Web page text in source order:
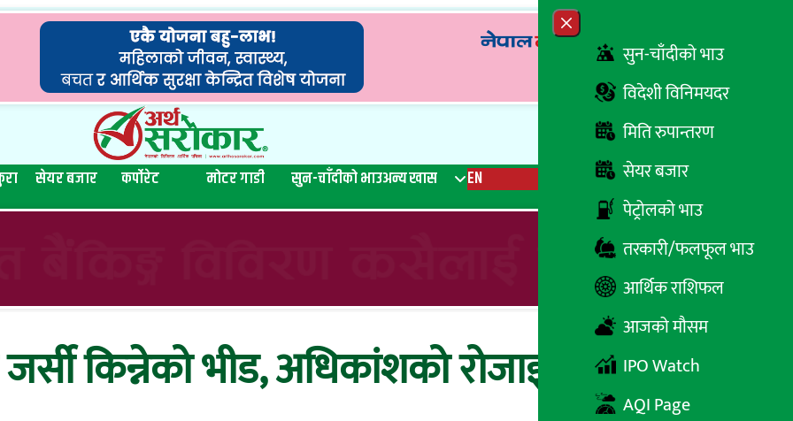
Close menu
सुन-चाँदीको भाउ
विदेशी विनिमयदर
मिति रुपान्तरण
सेयर बजार
पेट्रोलको भाउ
तरकारी/फलफूल भाउ
आर्थिक राशिफल
आजको मौसम
IPO Watch
AQI Page
सेयर बजार कर्पोरेट मोटर गाडी सुन-चाँदीको भाउअन्य खास EN रेडियो
जर्सी किन्नेको भीड, अधिकांशको रोजाइ ब्राजिल र